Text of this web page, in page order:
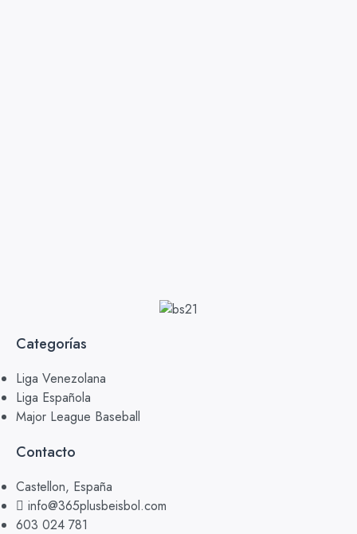
Categorías
Liga Venezolana
Liga Española
Major League Baseball
Contacto
Castellon, España
info@365plusbeisbol.com
603 024 781